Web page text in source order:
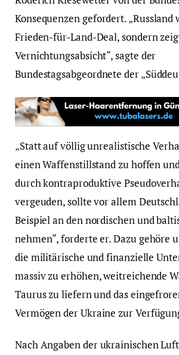
Konsequenzen gefordert.
Frieden-für-Land-Deal, sondern
Vernichtungsabsicht“, sagte der
Bundestagsabgeordnete der
„Statt auf völlig unrealistische
einen Waffenstillstand zu hoffen
durch kontraproduktive
vergeuden, sollte vor allem
Beispiel an den nordischen und
nehmen“, forderte er. Dazu gehöre
die militärische und finanzielle
massiv zu erhöhen, weitreichende
Taurus zu liefern und das
Vermögen der Ukraine zur
Nach Angaben der ukrainischen